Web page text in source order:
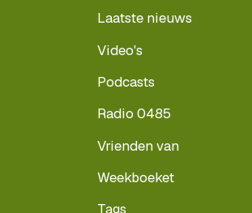
Laatste nieuws
Video's
Podcasts
Radio 0485
Vrienden van
Weekboeket
Tags